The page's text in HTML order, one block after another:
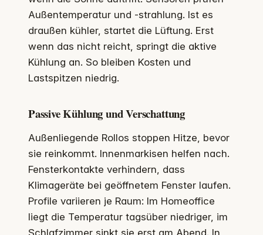
Außentemperatur und -strahlung. Ist es
draußen kühler, startet die Lüftung. Erst
wenn das nicht reicht, springt die aktive
Kühlung an. So bleiben Kosten und
Lastspitzen niedrig.
Passive Kühlung und Verschattung
Außenliegende Rollos stoppen Hitze, bevor
sie reinkommt. Innenmarkisen helfen nach.
Fensterkontakte verhindern, dass
Klimageräte bei geöffnetem Fenster laufen.
Profile variieren je Raum: Im Homeoffice
liegt die Temperatur tagsüber niedriger, im
Schlafzimmer sinkt sie erst am Abend. In